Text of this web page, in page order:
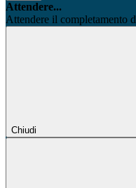
Attendere...
Attendere il completamento
Chiudi